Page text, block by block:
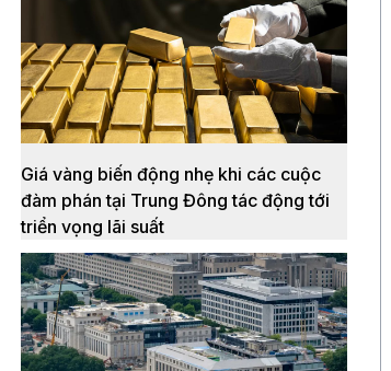
Giá vàng biến động nhẹ khi các cuộc
đàm phán tại Trung Đông tác động tới
triển vọng lãi suất